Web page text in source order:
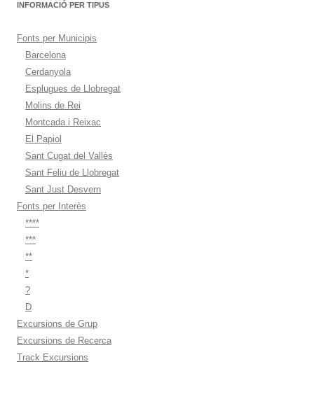
INFORMACIÓ PER TIPUS
Fonts per Municipis
Barcelona
Cerdanyola
Esplugues de Llobregat
Molins de Rei
Montcada i Reixac
El Papiol
Sant Cugat del Vallès
Sant Feliu de Llobregat
Sant Just Desvern
Fonts per Interès
****
***
**
*
?
D
Excursions de Grup
Excursions de Recerca
Track Excursions